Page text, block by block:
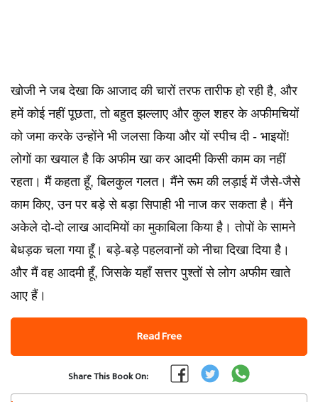
खोजी ने जब देखा कि आजाद की चारों तरफ तारीफ हो रही है, और
हमें कोई नहीं पूछता, तो बहुत झल्लाए और कुल शहर के अफीमचियों
को जमा करके उन्होंने भी जलसा किया और यों स्पीच दी - भाइयों!
लोगों का खयाल है कि अफीम खा कर आदमी किसी काम का नहीं
रहता। मैं कहता हूँ, बिलकुल गलत। मैंने रूम की लड़ाई में जैसे-जैसे
काम किए, उन पर बड़े से बड़ा सिपाही भी नाज कर सकता है। मैंने
अकेले दो-दो लाख आदमियों का मुकाबिला किया है। तोपों के सामने
बेधड़क चला गया हूँ। बड़े-बड़े पहलवानों को नीचा दिखा दिया है।
और मैं वह आदमी हूँ, जिसके यहाँ सत्तर पुश्तों से लोग अफीम खाते
आए हैं।
Read Free
Share This Book On: